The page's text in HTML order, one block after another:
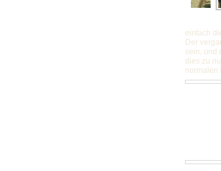
einfach
Der
sein, und
dies zu
normalen